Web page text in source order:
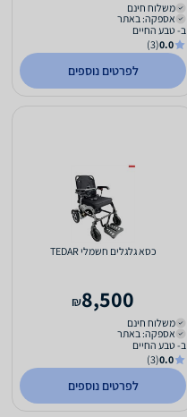
משלוח חינם
אספקה: באתר
ב- טבע החיים
0.0
(3)
לפרטים נוספים
כסא גלגלים חשמלי TEDAR
8,500
₪
משלוח חינם
אספקה: באתר
ב- טבע החיים
0.0
(3)
לפרטים נוספים